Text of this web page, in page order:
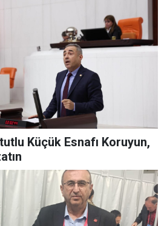
Küçük Esnafı Koruyun,